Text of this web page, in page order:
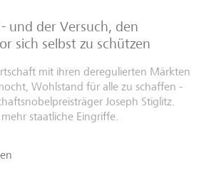
und der Versuch, den
sich selbst zu schützen
mit ihren deregulierten Märkten
Wohlstand für alle zu schaffen -
Joseph Stiglitz.
staatliche Eingriffe.